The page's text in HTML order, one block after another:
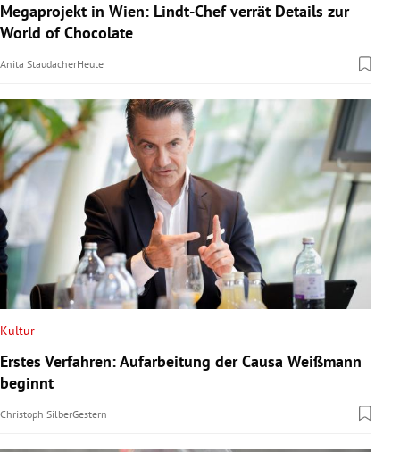
Megaprojekt in Wien: Lindt-Chef verrät Details zur
World of Chocolate
Anita StaudacherHeute
Kultur
Erstes Verfahren: Aufarbeitung der Causa Weißmann
beginnt
Christoph SilberGestern